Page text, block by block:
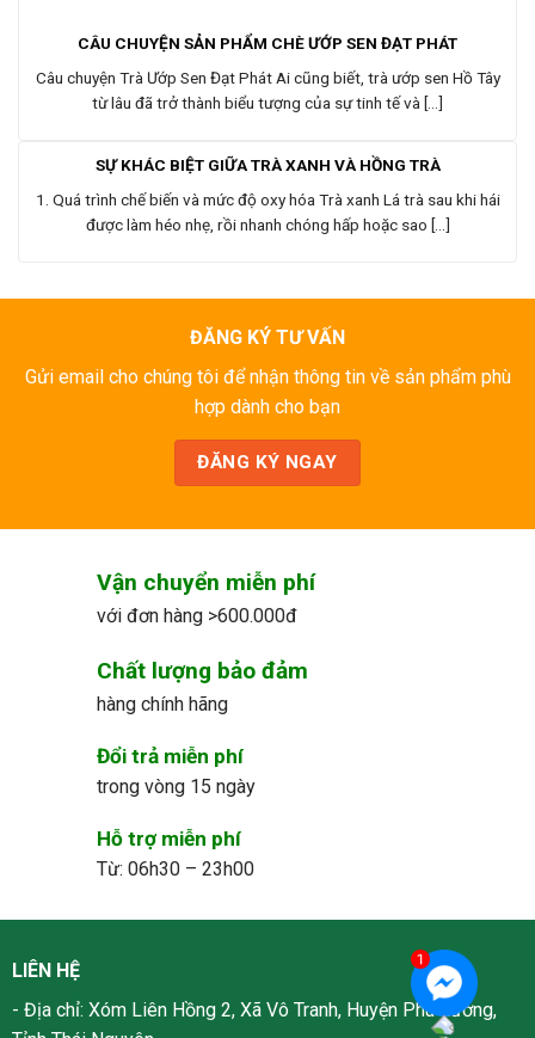
CÂU CHUYỆN SẢN PHẨM CHÈ ƯỚP SEN ĐẠT PHÁT
Câu chuyện Trà Ướp Sen Đạt Phát Ai cũng biết, trà ướp sen Hồ Tây
từ lâu đã trở thành biểu tượng của sự tinh tế và [...]
SỰ KHÁC BIỆT GIỮA TRÀ XANH VÀ HỒNG TRÀ
1. Quá trình chế biến và mức độ oxy hóa Trà xanh Lá trà sau khi hái
được làm héo nhẹ, rồi nhanh chóng hấp hoặc sao [...]
ĐĂNG KÝ TƯ VẤN
Gửi email cho chúng tôi để nhận thông tin về sản phẩm phù
hợp dành cho bạn
ĐĂNG KÝ NGAY
Vận chuyển miễn phí
với đơn hàng >600.000đ
Chất lượng bảo đảm
hàng chính hãng
Đổi trả miễn phí
trong vòng 15 ngày
Hỗ trợ miễn phí
Từ: 06h30 – 23h00
LIÊN HỆ
- Địa chỉ: Xóm Liên Hồng 2, Xã Vô Tranh, Huyện Phú Lương,